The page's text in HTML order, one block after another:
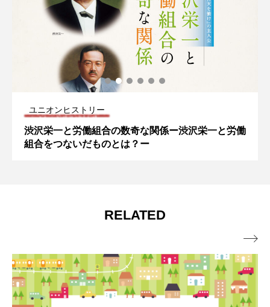
ユニオンヒストリー
渋沢栄一と労働組合の数奇な関係ー渋沢栄一と労働
組合をつないだものとは？ー
RELATED
